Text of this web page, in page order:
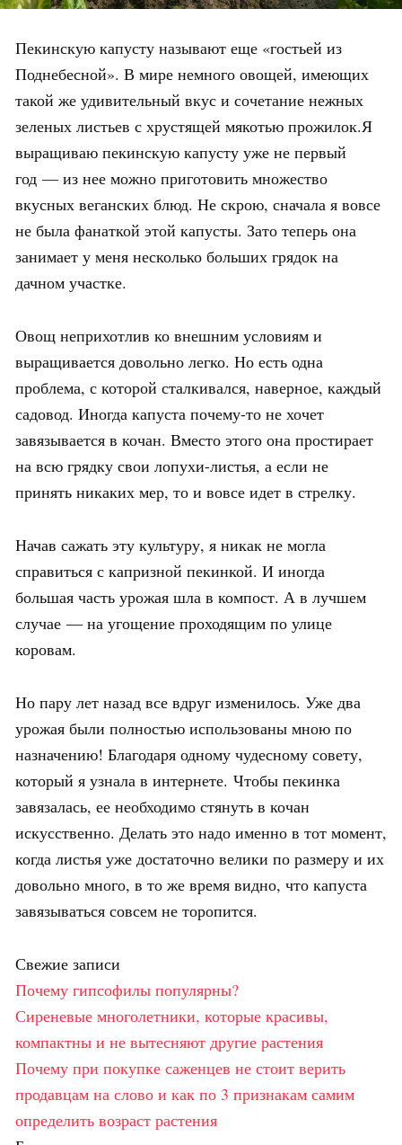
Пекинскую капусту называют еще «гостьей из
Поднебесной». В мире немного овощей, имеющих
такой же удивительный вкус и сочетание нежных
зеленых листьев с хрустящей мякотью прожилок.Я
выращиваю пекинскую капусту уже не первый
год — из нее можно приготовить множество
вкусных веганских блюд. Не скрою, сначала я вовсе
не была фанаткой этой капусты. Зато теперь она
занимает у меня несколько больших грядок на
дачном участке.
Овощ неприхотлив ко внешним условиям и
выращивается довольно легко. Но есть одна
проблема, с которой сталкивался, наверное, каждый
садовод. Иногда капуста почему-то не хочет
завязывается в кочан. Вместо этого она простирает
на всю грядку свои лопухи-листья, а если не
принять никаких мер, то и вовсе идет в стрелку.
Начав сажать эту культуру, я никак не могла
справиться с капризной пекинкой. И иногда
большая часть урожая шла в компост. А в лучшем
случае — на угощение проходящим по улице
коровам.
Но пару лет назад все вдруг изменилось. Уже два
урожая были полностью использованы мною по
назначению! Благодаря одному чудесному совету,
который я узнала в интернете. Чтобы пекинка
завязалась, ее необходимо стянуть в кочан
искусственно. Делать это надо именно в тот момент,
когда листья уже достаточно велики по размеру и их
довольно много, в то же время видно, что капуста
завязываться совсем не торопится.
Свежие записи
Почему гипсофилы популярны?
Сиреневые многолетники, которые красивы,
компактны и не вытесняют другие растения
Почему при покупке саженцев не стоит верить
продавцам на слово и как по 3 признакам самим
определить возраст растения